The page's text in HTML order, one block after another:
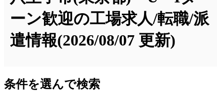
ーン歓迎の工場求人/転職/派
遣情報(2026/08/07 更新)
条件を選んで検索